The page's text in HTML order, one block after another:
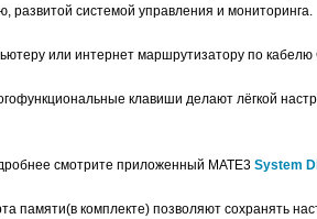
развитой системой управления и мониторинга.
или интернет маршрутизатору по
клавиши делают лёгкой
смотрите приложенный MATE3 System
памяти(в комплекте) позволяют сохранять